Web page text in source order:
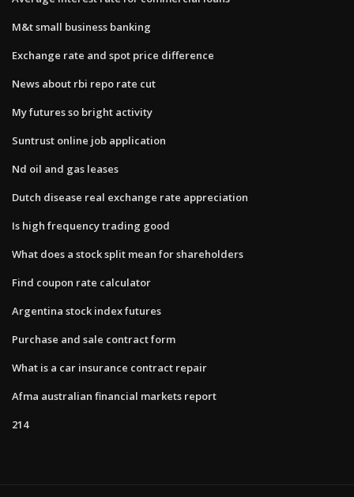
M&t small business banking
Exchange rate and spot price difference
News about rbi repo rate cut
My futures so bright activity
Suntrust online job application
Nd oil and gas leases
Dutch disease real exchange rate appreciation
Is high frequency trading good
What does a stock split mean for shareholders
Find coupon rate calculator
Argentina stock index futures
Purchase and sale contract form
What is a car insurance contract repair
Afma australian financial markets report
214